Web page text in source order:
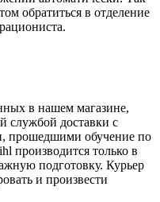
обратиться в отделение
в нашем магазине,
службой доставки с
прошедшими обучение по
производится только в
подготовку. Курьер
и произвести